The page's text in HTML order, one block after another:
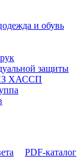
и обувь
защиты
ХАССП
PDF-каталог